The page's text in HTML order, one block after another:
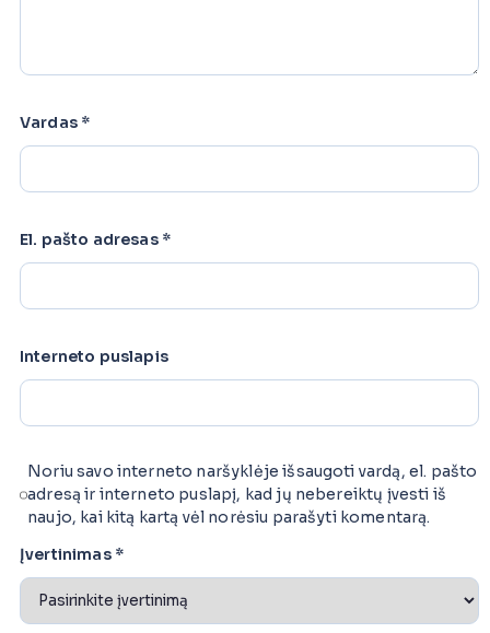
Vardas *
El. pašto adresas *
Interneto puslapis
Noriu savo interneto naršyklėje išsaugoti vardą, el. pašto
adresą ir interneto puslapį, kad jų nebereiktų įvesti iš
naujo, kai kitą kartą vėl norėsiu parašyti komentarą.
Įvertinimas *